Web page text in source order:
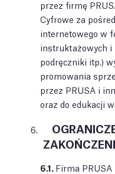
przez firmę
Cyfrowe za
internetowego w
instruktażowych i
podręczniki itp.)
promowania
przez PRUSA i
oraz do edukacji
6.1. Firma